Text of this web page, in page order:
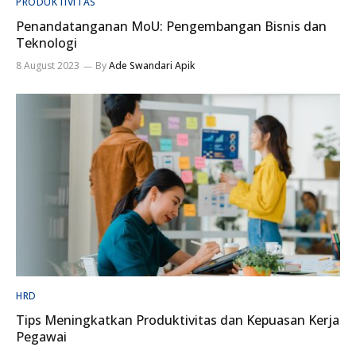
Penandatanganan MoU: Pengembangan Bisnis dan
Teknologi
8 August 2023 ByAde Swandari Apik
HRD
Tips Meningkatkan Produktivitas dan Kepuasan Kerja
Pegawai